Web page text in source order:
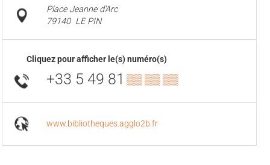
Place Jeanne d'Arc
79140 LE PIN
Cliquez pour afficher le(s) numéro(s)
+33 5 49 81 ▒▒ ▒▒ ▒▒
www.bibliotheques.agglo2b.fr